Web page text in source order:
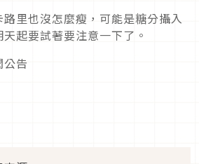
里也沒怎麼瘦，可能是糖分攝入
起要試著要注意一下了。
告